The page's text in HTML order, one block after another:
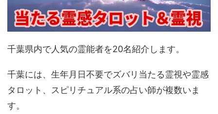
千葉県内で人気の霊能者を20名紹介します。
千葉には、生年月日不要でズバリ当たる霊視や霊感
タロット、スピリチュアル系の占い師が複数いま
す。